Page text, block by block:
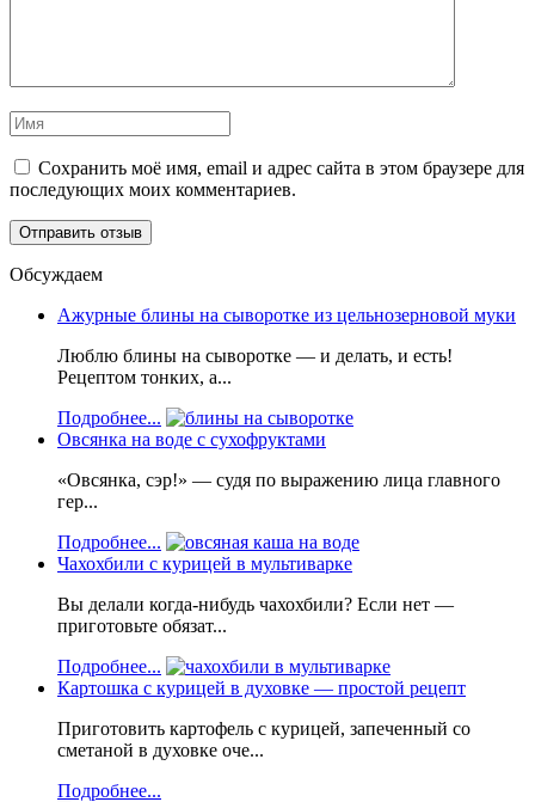
Сохранить моё имя, email и адрес сайта в этом браузере для
последующих моих комментариев.
Обсуждаем
Ажурные блины на сыворотке из цельнозерновой муки
Люблю блины на сыворотке — и делать, и есть!
Рецептом тонких, а...
Подробнее...
Овсянка на воде с сухофруктами
«Овсянка, сэр!» — судя по выражению лица главного
гер...
Подробнее...
Чахохбили с курицей в мультиварке
Вы делали когда-нибудь чахохбили? Если нет —
приготовьте обязат...
Подробнее...
Картошка с курицей в духовке — простой рецепт
Приготовить картофель с курицей, запеченный со
сметаной в духовке оче...
Подробнее...